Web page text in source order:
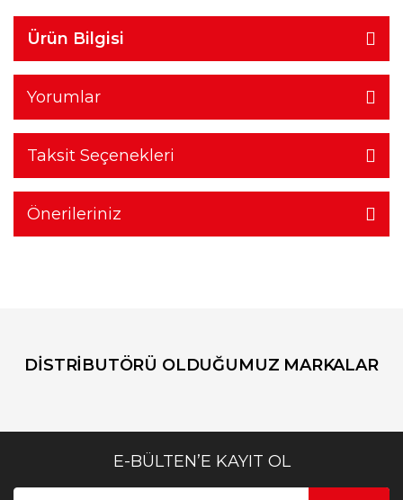
Ürün Bilgisi
Yorumlar
Taksit Seçenekleri
Önerileriniz
DİSTRİBUTÖRÜ OLDUĞUMUZ MARKALAR
E-BÜLTEN’E KAYIT OL